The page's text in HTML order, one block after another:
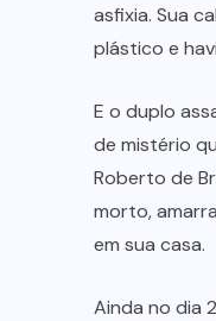
asfixia. Sua
plástico e
E o duplo
de mistério
Roberto de
morto,
em sua casa.
Ainda no dia